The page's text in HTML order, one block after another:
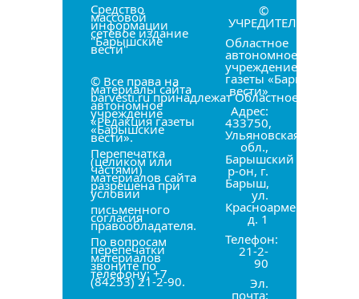
Средство
массовой
информации
сетевое издание
"Барышские
вести"
© Все права на
материалы сайта
barvesti.ru принадлежат Областное
автономное
учреждение
«Редакция газеты
«Барышские
вести».
Перепечатка
(целиком или
частями)
материалов сайта
разрешена при
условии
письменного
согласия
правообладателя.
По вопросам
перепечатки
материалов
звоните по
телефону: +7
(84253) 21-2-90.
©
УЧРЕДИТЕЛЬ:
Областное
автономное
учреждение
газеты «Барышские
вести»
Адрес:
433750,
Ульяновская
обл.,
Барышский
р-он, г.
Барыш,
ул.
Красноармейская,
д. 1
Телефон:
21-2-
90
Эл.
почта: